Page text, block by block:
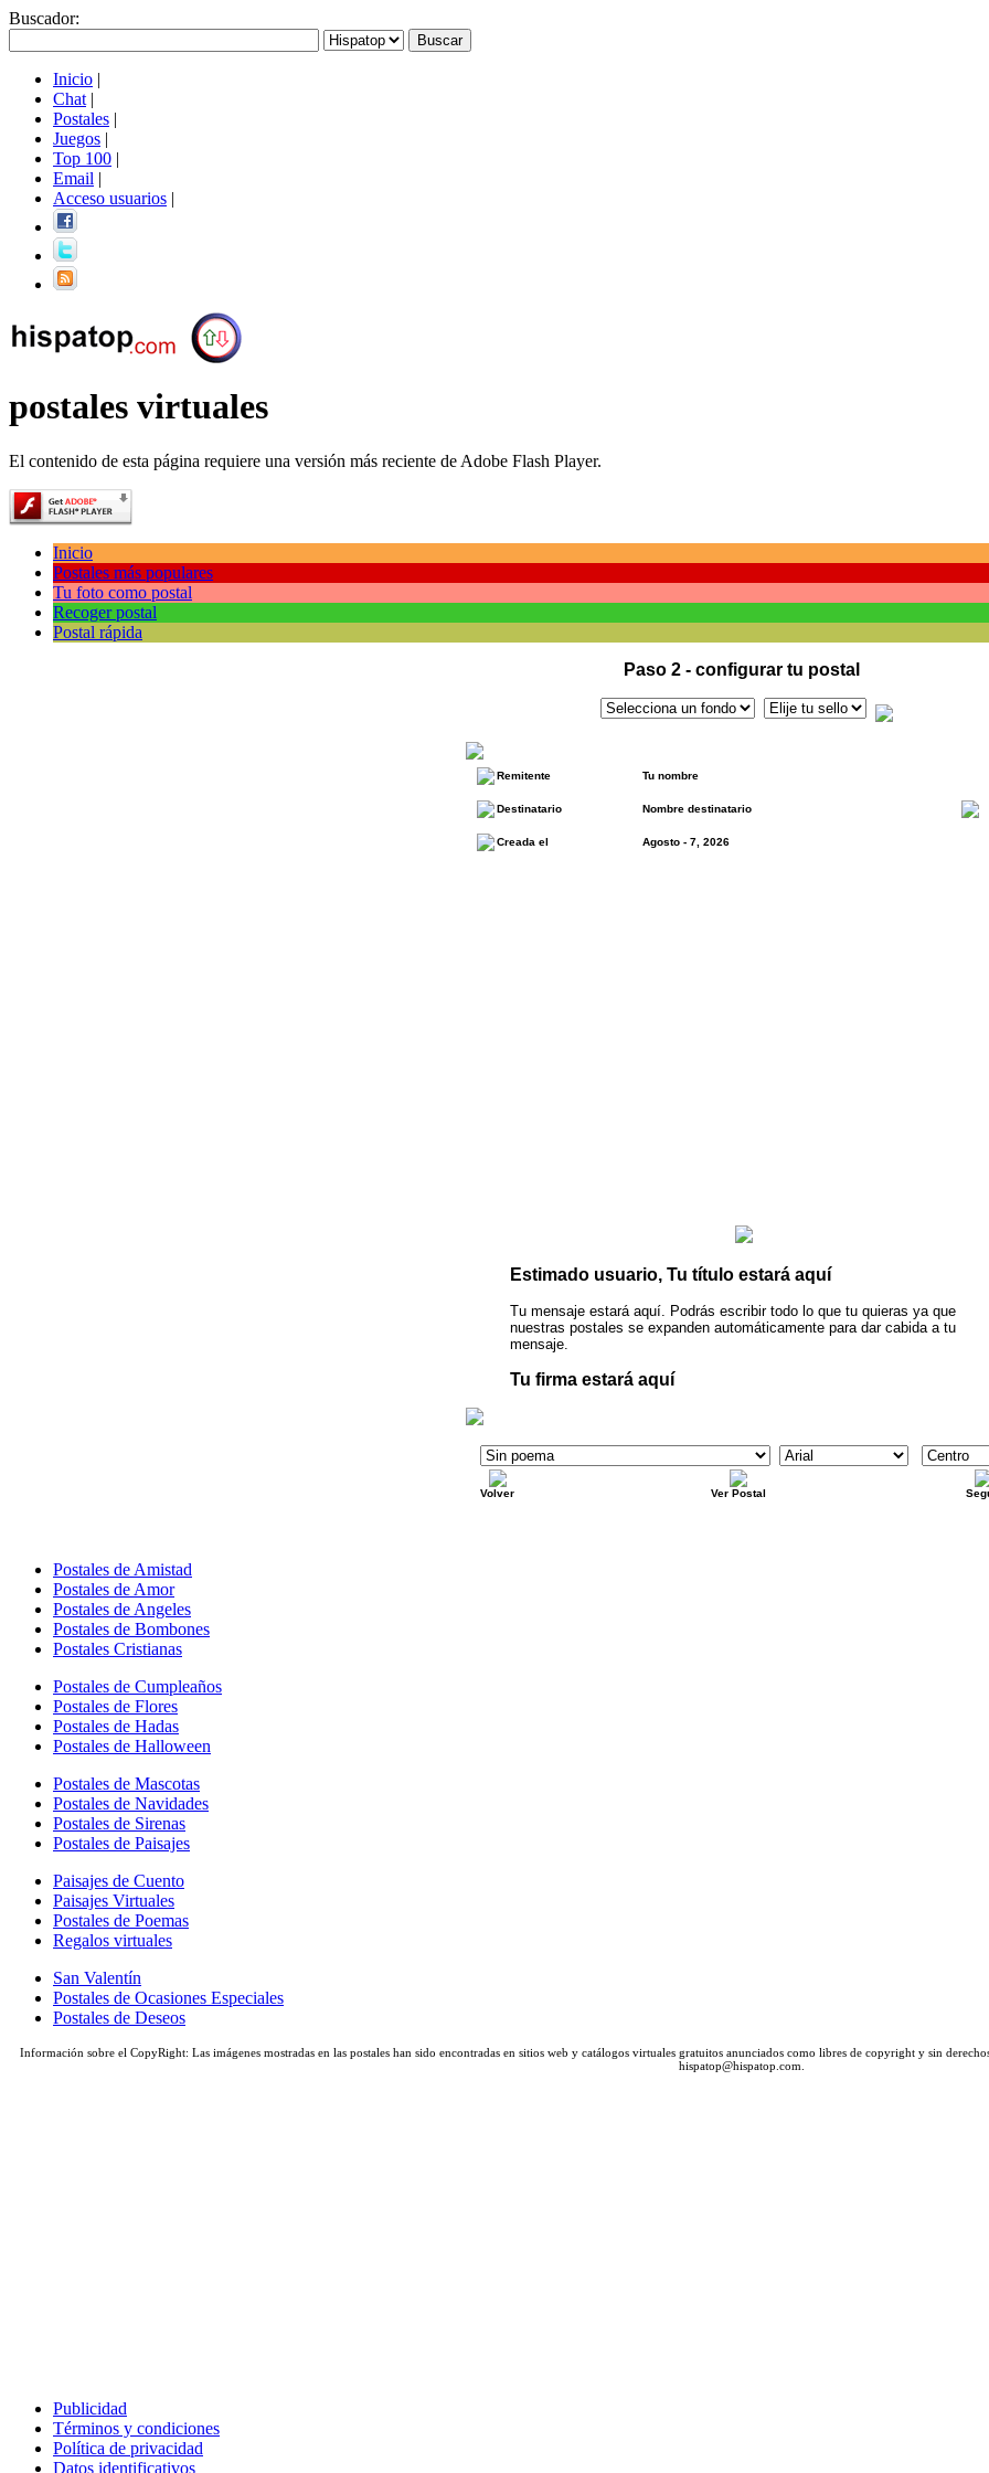
Buscador:
Inicio |
Chat |
Postales |
Juegos |
Top 100 |
Email |
Acceso usuarios |
postales virtuales
El contenido de esta página requiere una versión más reciente de Adobe Flash Player.
Inicio
Postales más populares
Tu foto como postal
Recoger postal
Postal rápida
Paso 2 - configurar tu postal
Remitente Tu nombre
Destinatario Nombre destinatario
Creada el Agosto - 7, 2026
Estimado usuario, Tu título estará aquí
Tu mensaje estará aquí. Podrás escribir todo lo que tu quieras ya que
nuestras postales se expanden automáticamente para dar cabida a tu
mensaje.
Tu firma estará aquí
Volver Ver Postal
Postales de Amistad
Postales de Amor
Postales de Angeles
Postales de Bombones
Postales Cristianas
Postales de Cumpleaños
Postales de Flores
Postales de Hadas
Postales de Halloween
Postales de Mascotas
Postales de Navidades
Postales de Sirenas
Postales de Paisajes
Paisajes de Cuento
Paisajes Virtuales
Postales de Poemas
Regalos virtuales
San Valentín
Postales de Ocasiones Especiales
Postales de Deseos
Información sobre el CopyRight: Las imágenes mostradas en las postales han sido encontradas en sitios web y catálogos virtuales gratuitos anunciados como libres de copyright y sin
hispatop@hispatop.com.
Publicidad
Términos y condiciones
Política de privacidad
Datos identificativos